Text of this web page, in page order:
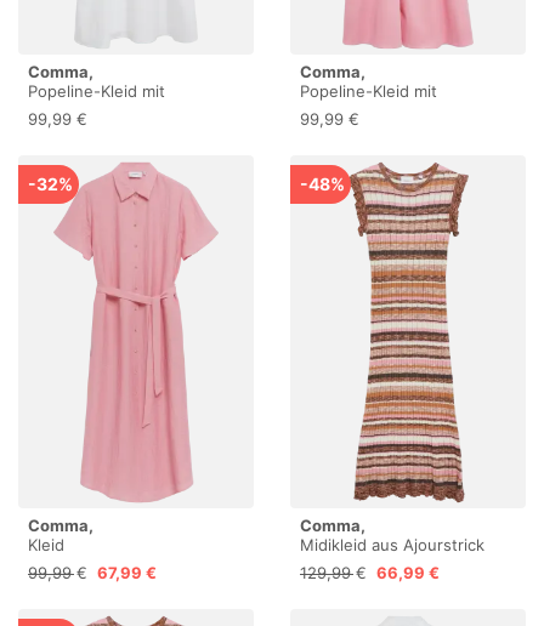
Comma,
Popeline-Kleid mit
Schleifen-Detail
99,99 €
Comma,
Popeline-Kleid mit
Schleifen-Detail
99,99 €
-32%
Comma,
Kleid
99,99 € 67,99 €
-48%
Comma,
Midikleid aus Ajourstrick
129,99 € 66,99 €